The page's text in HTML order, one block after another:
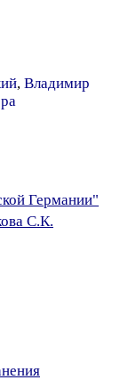
, Владимир
Германии"
С.К.